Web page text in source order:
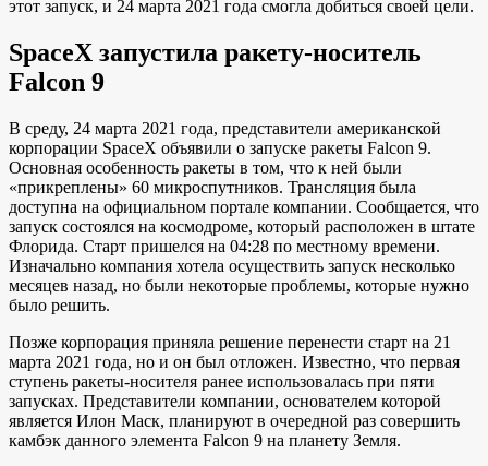
этот запуск, и 24 марта 2021 года смогла добиться своей цели.
SpaceX запустила ракету-носитель
Falcon 9
В среду, 24 марта 2021 года, представители американской
корпорации SpaceX объявили о запуске ракеты Falcon 9.
Основная особенность ракеты в том, что к ней были
«прикреплены» 60 микроспутников. Трансляция была
доступна на официальном портале компании. Сообщается, что
запуск состоялся на космодроме, который расположен в штате
Флорида. Старт пришелся на 04:28 по местному времени.
Изначально компания хотела осуществить запуск несколько
месяцев назад, но были некоторые проблемы, которые нужно
было решить.
Позже корпорация приняла решение перенести старт на 21
марта 2021 года, но и он был отложен. Известно, что первая
ступень ракеты-носителя ранее использовалась при пяти
запусках. Представители компании, основателем которой
является Илон Маск, планируют в очередной раз совершить
камбэк данного элемента Falcon 9 на планету Земля.